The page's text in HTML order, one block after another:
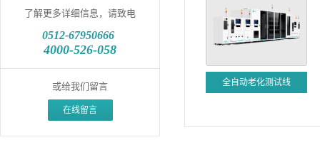
了解更多详细信息，请致电
0512-67950666
4000-526-058
或给我们留言
在线留言
全自动老化测试线